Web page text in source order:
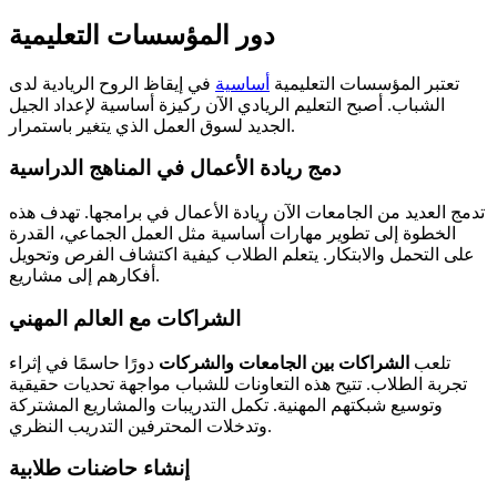
دور المؤسسات التعليمية
تعتبر المؤسسات التعليمية أساسية في إيقاظ الروح الريادية لدى
الشباب. أصبح التعليم الريادي الآن ركيزة أساسية لإعداد الجيل
الجديد لسوق العمل الذي يتغير باستمرار.
دمج ريادة الأعمال في المناهج الدراسية
تدمج العديد من الجامعات الآن ريادة الأعمال في برامجها. تهدف هذه
الخطوة إلى تطوير مهارات أساسية مثل العمل الجماعي، القدرة
على التحمل والابتكار. يتعلم الطلاب كيفية اكتشاف الفرص وتحويل
أفكارهم إلى مشاريع.
الشراكات مع العالم المهني
تلعب الشراكات بين الجامعات والشركات دورًا حاسمًا في إثراء
تجربة الطلاب. تتيح هذه التعاونات للشباب مواجهة تحديات حقيقية
وتوسيع شبكتهم المهنية. تكمل التدريبات والمشاريع المشتركة
وتدخلات المحترفين التدريب النظري.
إنشاء حاضنات طلابية